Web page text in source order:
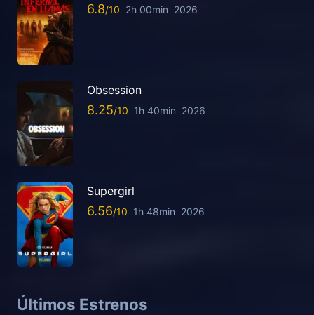
6.8 2h 00min 2026
Obsession
8.25 1h 40min 2026
Supergirl
6.56 1h 48min 2026
Últimos Estrenos